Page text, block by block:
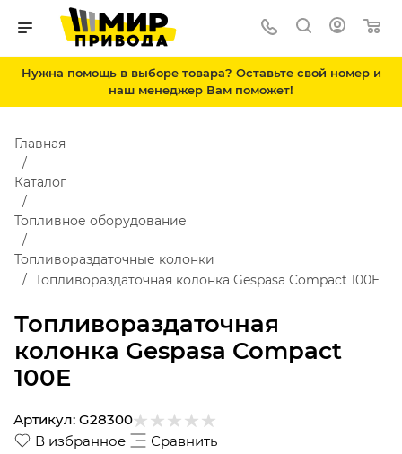
Нужна помощь в выборе товара? Оставьте свой номер и
наш менеджер Вам поможет!
Топливораздаточная
колонка Gespasa Compact
100E
Главная
Каталог
Топливное оборудование
Топливораздаточные колонки
Топливораздаточная колонка Gespasa Compact 100E
В избранное Сравнить
Артикул: G28300